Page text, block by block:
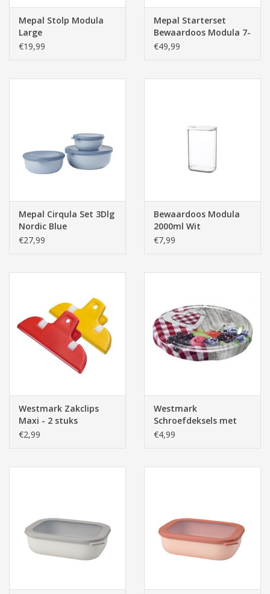
Speelgoed & hobby
Cadeau & feest
Contact/Locatie
Mepal Stolp Modula
Large
€19,99
Mepal Starterset
Bewaardoos Modula 7-
delig - wit
€49,99
Mepal Cirqula Set 3Dlg
Nordic Blue
350+750+1250ml
€27,99
Bewaardoos Modula
2000ml Wit
€7,99
Westmark Zakclips
Maxi - 2 stuks
€2,99
Westmark
Schroefdeksels met
Hart Decoratie (10
€4,99